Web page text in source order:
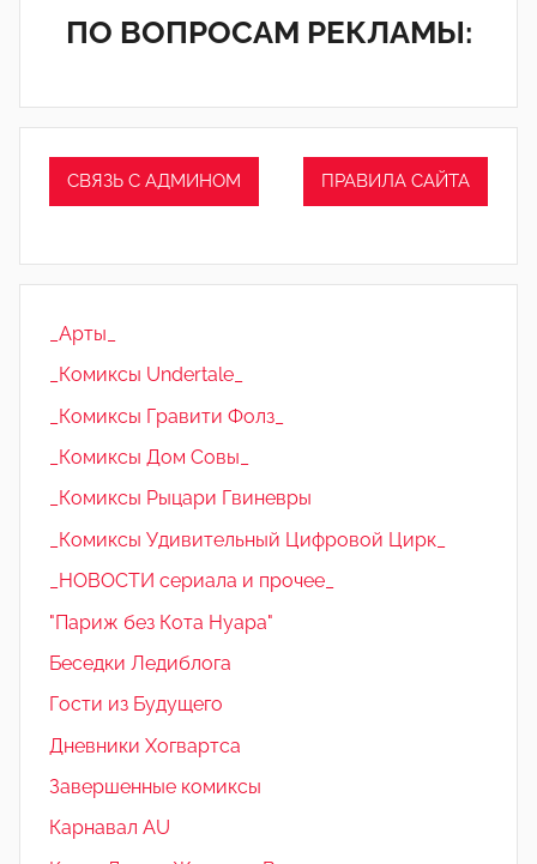
ПО ВОПРОСАМ РЕКЛАМЫ:
СВЯЗЬ С АДМИНОМ ПРАВИЛА САЙТА
_Арты_
_Комиксы Undertale_
_Комиксы Гравити Фолз_
_Комиксы Дом Совы_
_Комиксы Рыцари Гвиневры
_Комиксы Удивительный Цифровой Цирк_
_НОВОСТИ сериала и прочее_
"Париж без Кота Нуара"
Беседки Ледиблога
Гости из Будущего
Дневники Хогвартса
Завершенные комиксы
Карнавал AU